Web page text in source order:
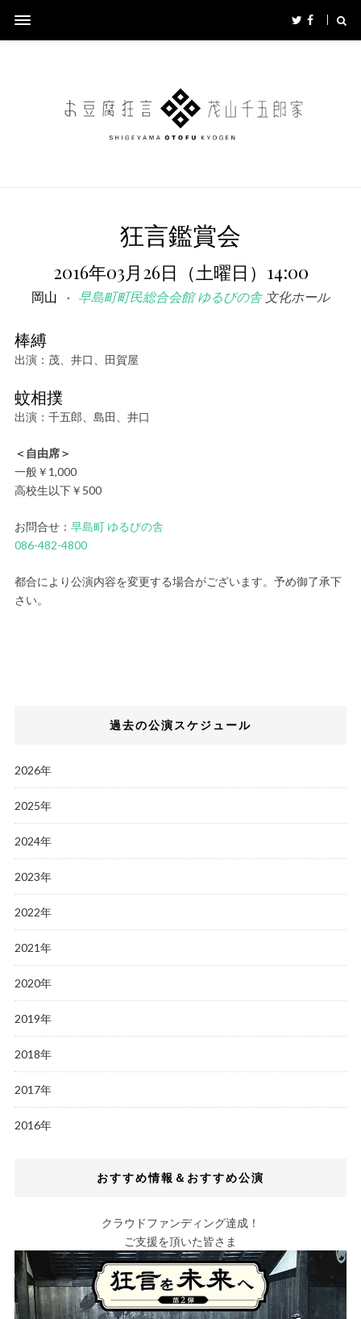
狂言鑑賞会
2016年03月26日（土曜日）14:00
岡山 早島町町民総合会館 ゆるびの舎文化ホール
棒縛
出演：茂、井口、田賀屋
蚊相撲
出演：千五郎、島田、井口
＜自由席＞
一般￥1,000
高校生以下￥500
お問合せ： 早島町 ゆるびの舎
086-482-4800
都合により公演内容を変更する場合がございます。予め御了承下
さい。
過去の公演スケジュール
2026年
2025年
2024年
2023年
2022年
2021年
2020年
2019年
2018年
2017年
2016年
おすすめ情報＆おすすめ公演
クラウドファンディング達成！
ご支援を頂いた皆さま